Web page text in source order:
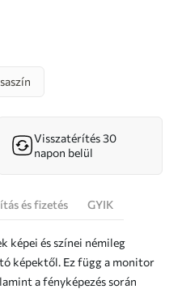
Visszatérítés 30
napon belül
és fizetés GYIK
képei és színei némileg
képektől. Ez függ a monitor
a fényképezés során